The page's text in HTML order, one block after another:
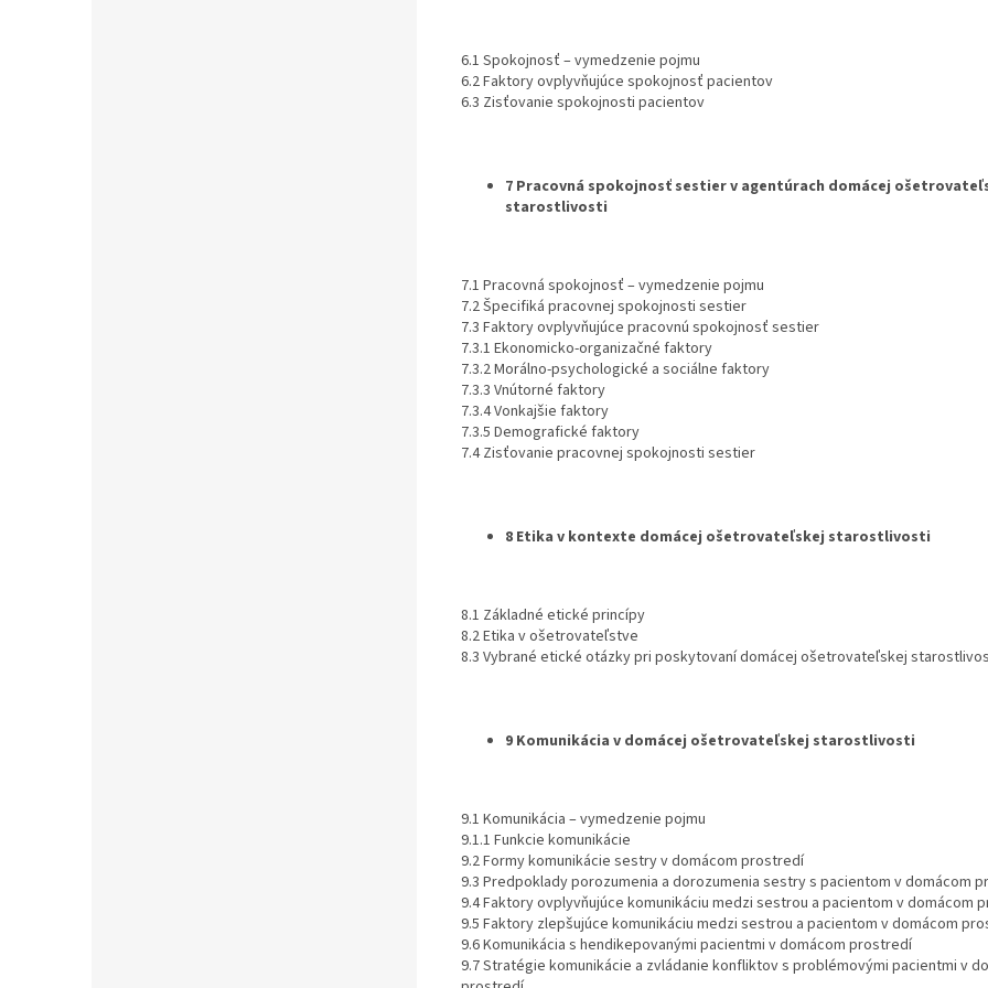
6.1 Spokojnosť – vymedzenie pojmu
6.2 Faktory ovplyvňujúce spokojnosť pacientov
6.3 Zisťovanie spokojnosti pacientov
7 Pracovná spokojnosť sestier v agentúrach domácej
starostlivosti
7.1 Pracovná spokojnosť – vymedzenie pojmu
7.2 Špecifiká pracovnej spokojnosti sestier
7.3 Faktory ovplyvňujúce pracovnú spokojnosť sestier
7.3.1 Ekonomicko-organizačné faktory
7.3.2 Morálno-psychologické a sociálne faktory
7.3.3 Vnútorné faktory
7.3.4 Vonkajšie faktory
7.3.5 Demografické faktory
7.4 Zisťovanie pracovnej spokojnosti sestier
8 Etika v kontexte domácej ošetrovateľskej starostlivosti
8.1 Základné etické princípy
8.2 Etika v ošetrovateľstve
8.3 Vybrané etické otázky pri poskytovaní domácej ošetrovateľskej
9 Komunikácia v domácej ošetrovateľskej starostlivosti
9.1 Komunikácia – vymedzenie pojmu
9.1.1 Funkcie komunikácie
9.2 Formy komunikácie sestry v domácom prostredí
9.3 Predpoklady porozumenia a dorozumenia sestry s pacientom v domácom
9.4 Faktory ovplyvňujúce komunikáciu medzi sestrou a pacientom v domácom
9.5 Faktory zlepšujúce komunikáciu medzi sestrou a pacientom v domácom
9.6 Komunikácia s hendikepovanými pacientmi v domácom prostredí
9.7 Stratégie komunikácie a zvládanie konfliktov s problémovými pacientmi v